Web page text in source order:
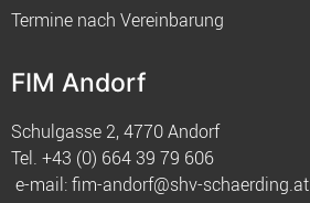
Termine nach Vereinbarung
FIM Andorf
Schulgasse 2, 4770 Andorf
Tel. +43 (0) 664 39 79 606
e-mail:fim-andorf@shv-schaerding.at